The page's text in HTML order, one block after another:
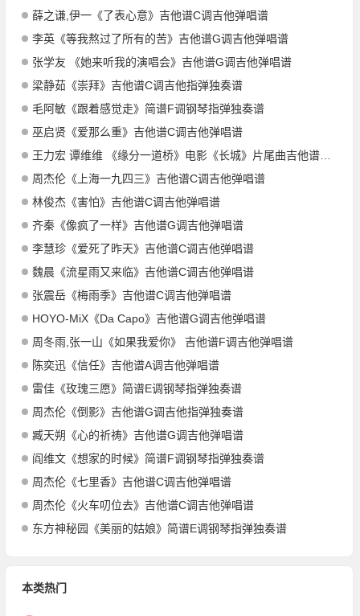
薛之谦,伊一《了表心意》吉他谱C调吉他弹唱谱
李英《等我熬过了所有的苦》吉他谱G调吉他弹唱谱
张学友 《她来听我的演唱会》吉他谱G调吉他弹唱谱
梁静茹《崇拜》吉他谱C调吉他指弹独奏谱
毛阿敏《跟着感觉走》简谱F调钢琴指弹独奏谱
巫启贤《爱那么重》吉他谱C调吉他弹唱谱
王力宏 谭维维 《缘分一道桥》电影《长城》片尾曲吉他谱E调吉他弹唱谱
周杰伦《上海一九四三》吉他谱C调吉他弹唱谱
林俊杰《害怕》吉他谱C调吉他弹唱谱
齐秦《像疯了一样》吉他谱G调吉他弹唱谱
李慧珍《爱死了昨天》吉他谱C调吉他弹唱谱
魏晨《流星雨又来临》吉他谱C调吉他弹唱谱
张震岳《梅雨季》吉他谱C调吉他弹唱谱
HOYO-MiX《Da Capo》吉他谱G调吉他弹唱谱
周冬雨,张一山《如果我爱你》 吉他谱F调吉他弹唱谱
陈奕迅《信任》吉他谱A调吉他弹唱谱
雷佳《玫瑰三愿》简谱E调钢琴指弹独奏谱
周杰伦《倒影》吉他谱G调吉他指弹独奏谱
臧天朔《心的祈祷》吉他谱G调吉他弹唱谱
阎维文《想家的时候》简谱F调钢琴指弹独奏谱
周杰伦《七里香》吉他谱C调吉他弹唱谱
周杰伦《火车叨位去》吉他谱C调吉他弹唱谱
东方神秘园《美丽的姑娘》简谱E调钢琴指弹独奏谱
本类热门